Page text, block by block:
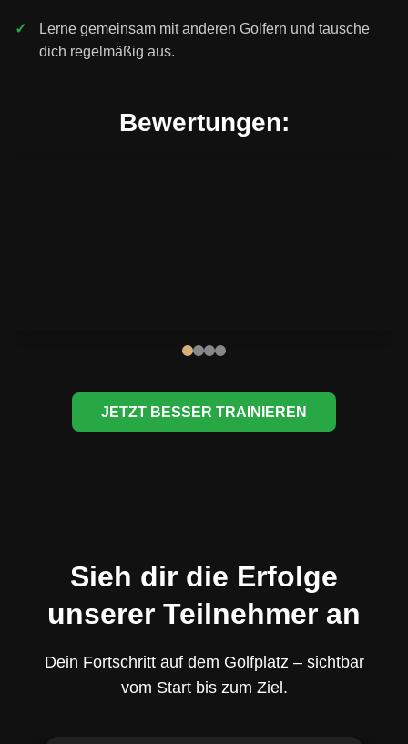
Lerne gemeinsam mit anderen Golfern und tausche
dich regelmäßig aus.
Bewertungen:
JETZT BESSER TRAINIEREN
Sieh dir die Erfolge
unserer Teilnehmer an
Dein Fortschritt auf dem Golfplatz – sichtbar
vom Start bis zum Ziel.